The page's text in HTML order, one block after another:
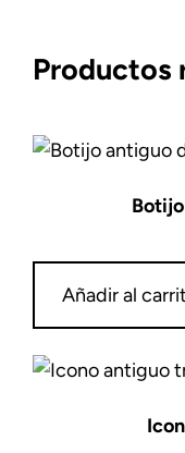
Productos
Añadir al